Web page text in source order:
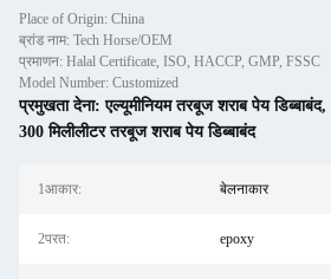
Place of Origin: China
ब्रांड नाम: Tech Horse/OEM
प्रमाणन: Halal Certificate, ISO, HACCP, GMP, FSSC
Model Number: Customized
प्रमुखता देना:एल्यूमीनियम तरबूज शराब पेय डिब्बाबंद,
300 मिलीलीटर तरबूज शराब पेय डिब्बाबंद
1आकार: बेलनाकार
2परत: epoxy